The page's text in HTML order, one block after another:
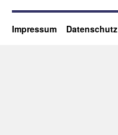
Impressum Datenschutz